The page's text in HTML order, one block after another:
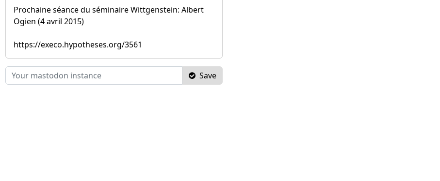
Prochaine séance du séminaire Wittgenstein: Albert
Ogien (4 avril 2015)
https://execo.hypotheses.org/3561
Save